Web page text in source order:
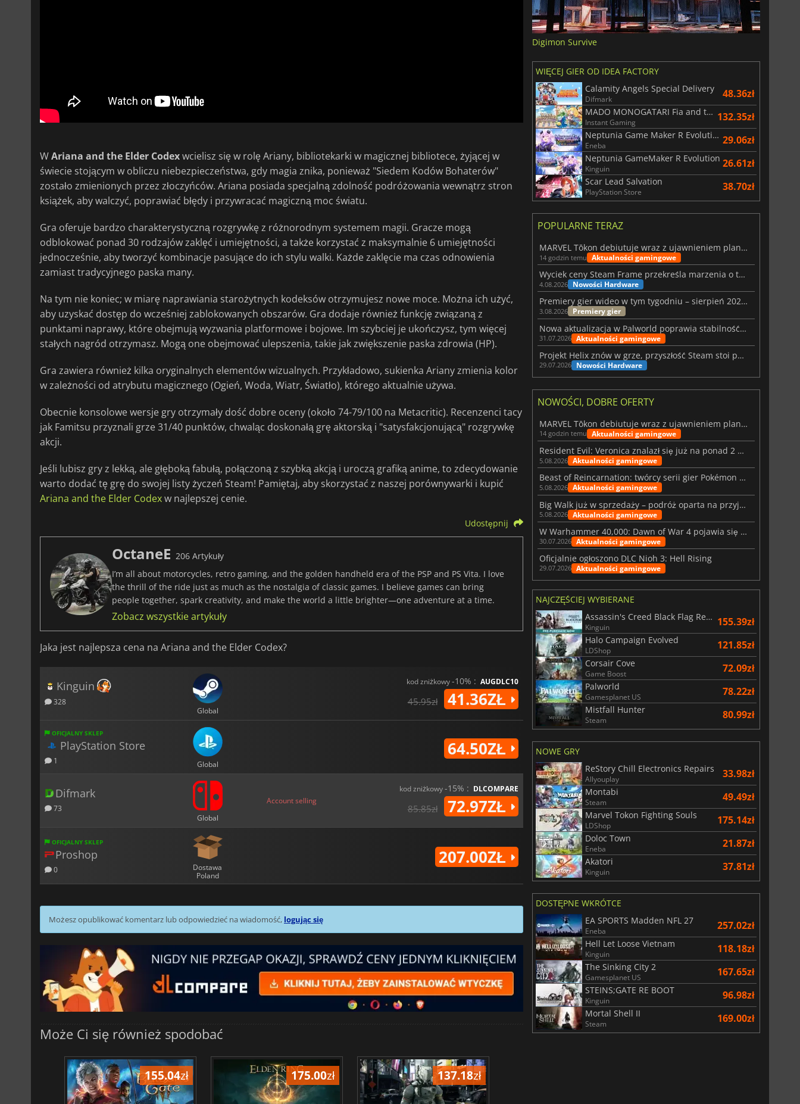
WAriana and the Elder Codexwcielisz się w rolę Ariany, bibliotekarki w magicznej bibliotece, żyjącej w
świecie stojącym w obliczu niebezpieczeństwa, gdy magia znika, ponieważ "Siedem Kodów Bohaterów"
zostało zmienionych przez złoczyńców. Ariana posiada specjalną zdolność podróżowania wewnątrz stron
książek, aby walczyć, poprawiać błędy i przywracać magiczną moc światu.
Gra oferuje bardzo charakterystyczną rozgrywkę z różnorodnym systemem magii. Gracze mogą
odblokować ponad 30 rodzajów zaklęć i umiejętności, a także korzystać z maksymalnie 6 umiejętności
jednocześnie, aby tworzyć kombinacje pasujące do ich stylu walki. Każde zaklęcie ma czas odnowienia
zamiast tradycyjnego paska many.
Na tym nie koniec; w miarę naprawiania starożytnych kodeksów otrzymujesz nowe moce. Można ich użyć,
aby uzyskać dostęp do wcześniej zablokowanych obszarów. Gra dodaje również funkcję związaną z
punktami naprawy, które obejmują wyzwania platformowe i bojowe. Im szybciej je ukończysz, tym więcej
stałych nagród otrzymasz. Mogą one obejmować ulepszenia, takie jak zwiększenie paska zdrowia (HP).
Gra zawiera również kilka oryginalnych elementów wizualnych. Przykładowo, sukienka Ariany zmienia kolor
w zależności od atrybutu magicznego (Ogień, Woda, Wiatr, Światło), którego aktualnie używa.
Obecnie konsolowe wersje gry otrzymały dość dobre oceny (około 74-79/100 na Metacritic). Recenzenci tacy
jak Famitsu przyznali grze 31/40 punktów, chwaląc doskonałą grę aktorską i "satysfakcjonującą" rozgrywkę
akcji.
Jeśli lubisz gry z lekką, ale głęboką fabułą, połączoną z szybką akcją i uroczą grafiką anime, to zdecydowanie
warto dodać tę grę do swojej listy życzeń Steam! Pamiętaj, aby skorzystać z naszej porównywarki i kupić
Ariana and the Elder Codexw najlepszej cenie.
Udostępnij
OctaneE 206 Artykuły
I’m all about motorcycles, retro gaming, and the golden handheld era of the PSP and PS Vita. I love
the thrill of the ride just as much as the nostalgia of classic games. I believe games can bring
people together, spark creativity, and make the world a little brighter—one adventure at a time.
Zobacz wszystkie artykuły
Jaka jest najlepsza cena na Ariana and the Elder Codex?
Kinguin
328
Global
kod zniżkowy-10% : AUGDLC10
45.95zł 41.36ZŁ
OFICJALNY SKLEP
PlayStation Store
1 Global
64.50ZŁ
Difmark
73
Global
Account selling
kod zniżkowy-15% : DLCOMPARE
85.85zł 72.97ZŁ
OFICJALNY SKLEP
Proshop
0
Dostawa
Poland
207.00ZŁ
Możesz opublikować komentarz lub odpowiedzieć na wiadomość, logując się
Może Ci się również spodobać
155.04zł 175.00zł 137.18zł
Digimon Survive
WIĘCEJ GIER OD IDEA FACTORY
Calamity Angels Special Delivery
Difmark 48.36zł
MADO MONOGATARI Fia and the Wondrous Academy
Instant Gaming 132.35zł
Neptunia Game Maker R Evolution
Eneba 29.06zł
Neptunia GameMaker R Evolution
Kinguin 26.61zł
Scar Lead Salvation
PlayStation Store 38.70zł
POPULARNE TERAZ
MARVEL Tōkon debiutuje wraz z ujawnieniem planu rozwoju na pierwszy rok
14 godzin temu Aktualności gamingowe
Wyciek ceny Steam Frame przekreśla marzenia o tanim zestawie VR
4.08.2026 Nowości Hardware
Premiery gier wideo w tym tygodniu – sierpień 2026 r. (32. tydzień)
3.08.2026 Premiery gier
Nowa aktualizacja w Palworld poprawia stabilność Sunreach i walk z bossami
31.07.2026 Aktualności gamingowe
Projekt Helix znów w grze, przyszłość Steam stoi pod znakiem zapytania
29.07.2026 Nowości Hardware
NOWOŚCI, DOBRE OFERTY
MARVEL Tōkon debiutuje wraz z ujawnieniem planu rozwoju na pierwszy rok
14 godzin temu Aktualności gamingowe
Resident Evil: Veronica znalazł się już na ponad 2 milionach list życzeń
5.08.2026 Aktualności gamingowe
Beast of Reincarnation: twórcy serii gier Pokémon wkraczają na nową ścieżkę
5.08.2026 Aktualności gamingowe
Big Walk już w sprzedaży – podróż oparta na przyjaźni
5.08.2026 Aktualności gamingowe
W Warhammer 40,000: Dawn of War 4 pojawia się frakcja Nekronów
30.07.2026 Aktualności gamingowe
Oficjalnie ogłoszono DLC Nioh 3: Hell Rising
29.07.2026 Aktualności gamingowe
NAJCZĘŚCIEJ WYBIERANE
Assassin's Creed Black Flag Resynced
Kinguin 155.39zł
Halo Campaign Evolved
LDShop 121.85zł
Corsair Cove
Game Boost 72.09zł
Palworld
Gamesplanet US 78.22zł
Mistfall Hunter
Steam 80.99zł
NOWE GRY
ReStory Chill Electronics Repairs
Allyouplay 33.98zł
Montabi
Steam 49.49zł
Marvel Tokon Fighting Souls
LDShop 175.14zł
Doloc Town
Eneba 21.87zł
Akatori
Kinguin 37.81zł
DOSTĘPNE WKRÓTCE
EA SPORTS Madden NFL 27
Eneba 257.02zł
Hell Let Loose Vietnam
Kinguin 118.18zł
The Sinking City 2
Gamesplanet US 167.65zł
STEINS;GATE RE BOOT
Kinguin 96.98zł
Mortal Shell II
Steam 169.00zł